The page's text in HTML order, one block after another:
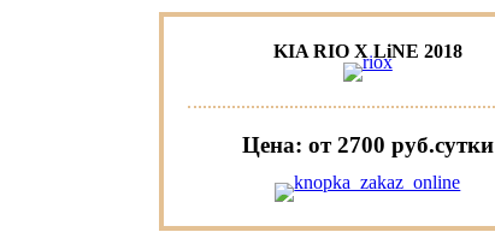
KIA RIO X LiNE 2018
Цена: от 2700 руб.cутки